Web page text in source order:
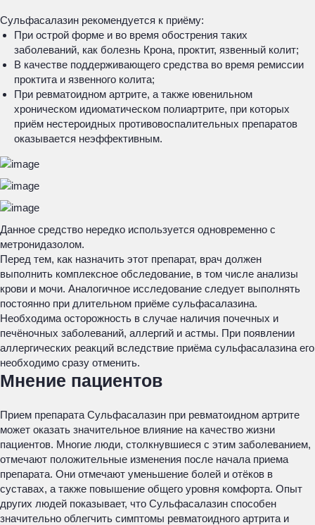
Сульфасалазин рекомендуется к приёму:
При острой форме и во время обострения таких
заболеваний, как болезнь Крона, проктит, язвенный колит;
В качестве поддерживающего средства во время ремиссии
проктита и язвенного колита;
При ревматоидном артрите, а также ювенильном
хроническом идиоматическом полиартрите, при которых
приём нестероидных противовоспалительных препаратов
оказывается неэффективным.
Данное средство нередко используется одновременно с
метронидазолом.
Перед тем, как назначить этот препарат, врач должен
выполнить комплексное обследование, в том числе анализы
крови и мочи. Аналогичное исследование следует выполнять
постоянно при длительном приёме сульфасалазина.
Необходима осторожность в случае наличия почечных и
печёночных заболеваний, аллергий и астмы. При появлении
аллергических реакций вследствие приёма сульфасалазина его
необходимо сразу отменить.
Мнение пациентов
Прием препарата Сульфасалазин при ревматоидном артрите
может оказать значительное влияние на качество жизни
пациентов. Многие люди, столкнувшиеся с этим заболеванием,
отмечают положительные изменения после начала приема
препарата. Они отмечают уменьшение болей и отёков в
суставах, а также повышение общего уровня комфорта. Опыт
других людей показывает, что Сульфасалазин способен
значительно облегчить симптомы ревматоидного артрита и